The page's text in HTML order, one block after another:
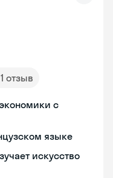
1 отзыв
с
языке
искусство